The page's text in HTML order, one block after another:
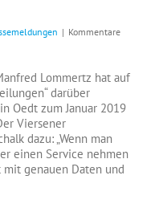
| Kommentare
Lommertz hat auf
darüber
Oedt zum Januar 2019
Viersener
dazu: „Wenn man
einen Service nehmen
genauen Daten und